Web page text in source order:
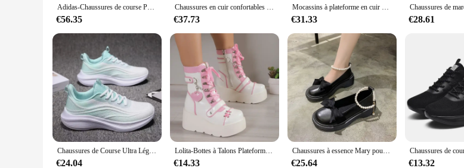
Adidas-Chaussures de course PUREBOOST 22, pour homme et femme
€56.35
Chaussures en cuir confortables pour hommes, baskets à la mode pour la conduite, la marche, le bureau, les appartements de skate, les chaussures coordonnantes pour jeunes, l'automne
€37.73
Mocassins à plateforme en cuir noir pour femmes, chaussures plates, mocassins à enfiler, chaussures bateau, Oxfords décontractés, créateur de mode, automne, nouveau
€31.33 €28.61
Chaussures de Course Ultra Légères en Maille pour Femme, Baskets de dehors Décontractées, Respirantes, à Semelle Souple, Nouvelle Collection Printemps 2025
€24.04
Lolita-Bottes à Talons Plateforme pour Femme, Chaussons Mi-mollet, Gothique, Rose, Kawaii, JOJK, Cosplay, Style Japonais, Hiver, 2024
€14.33
Chaussures à essence Mary pour femmes, nœud de perle, chaussure unique, talon épais, petites chaussures en cuir, mode printemps et été, 2024 nouveau
€25.64 €13.32